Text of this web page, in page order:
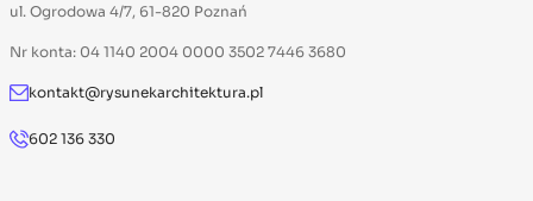
ul. Ogrodowa 4/7, 61-820 Poznań
Nr konta: 04 1140 2004 0000 3502 7446 3680
kontakt@rysunekarchitektura.pl
602 136 330